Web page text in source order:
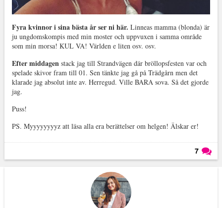
Fyra kvinnor i sina bästa år ser ni här. Linneas mamma (blonda) är
ju ungdomskompis med min moster och uppvuxen i samma område
som min morsa! KUL VA! Världen e liten osv. osv.
Efter middagen stack jag till Strandvägen där bröllopsfesten var och
spelade skivor fram till 01. Sen tänkte jag gå på Trädgårn men det
klarade jag absolut inte av. Herregud. Ville BARA sova. Så det gjorde
jag.
Puss!
PS. Myyyyyyyyz att läsa alla era berättelser om helgen! Älskar er!
7